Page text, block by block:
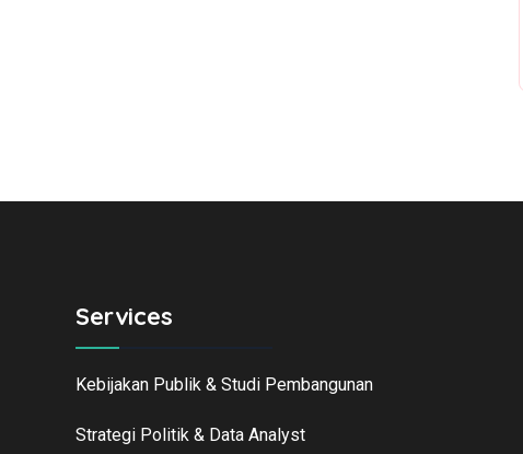
Services
Kebijakan Publik & Studi Pembangunan
Strategi Politik & Data Analyst